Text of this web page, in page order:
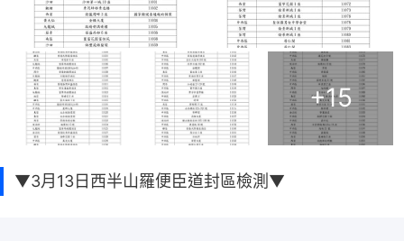
+15
▼3月13日西半山羅便臣道封區檢測▼